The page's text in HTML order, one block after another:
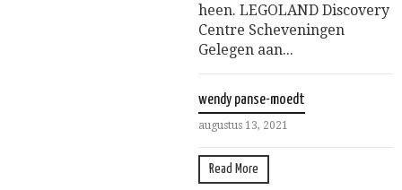
heen. LEGOLAND Discovery
Centre Scheveningen
Gelegen aan...
wendy panse-moedt
augustus 13, 2021
Read More